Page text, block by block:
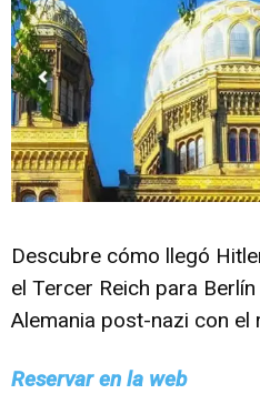
Descubre cómo llegó
el Tercer Reich para
Alemania post-nazi con el
Reservar en la web